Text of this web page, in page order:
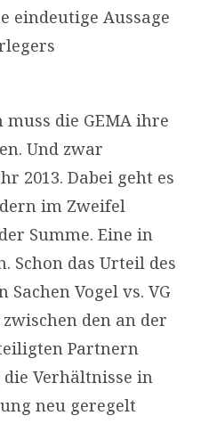
eindeutige Aussage
muss die GEMA ihre
Und zwar
2013. Dabei geht es
im Zweifel
Summe. Eine in
Schon das Urteil des
Sachen Vogel vs.VG
den an der
Partnern
Verhältnisse in
neu geregelt